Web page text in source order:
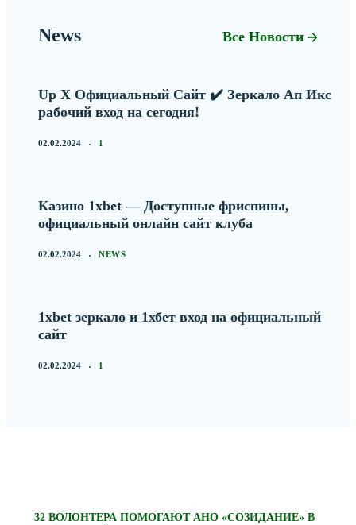
News Все Новости
Up X Официальный Сайт ✔️ Зеркало Ап Икс
рабочий вход на сегодня!
02.02.2024 1
Казино 1xbet — Доступные фриспины,
официальный онлайн сайт клуба
02.02.2024 NEWS
1xbet зеркало и 1хбет вход на официальный
сайт
02.02.2024 1
32 ВОЛОНТЕРА ПОМОГАЮТ АНО «СОЗИДАНИЕ» В